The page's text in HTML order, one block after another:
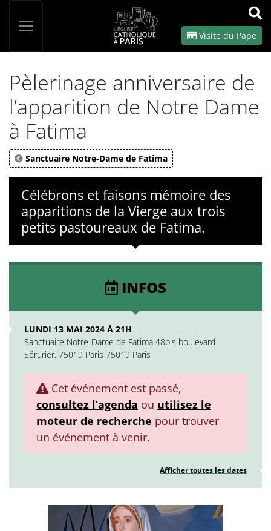
OK
Visite du Pape
Pèlerinage anniversaire de
l’apparition de Notre Dame
à Fatima
Sanctuaire Notre-Dame de Fatima
Célébrons et faisons mémoire des
apparitions de la Vierge aux trois
petits pastoureaux de Fatima.
INFOS
LUNDI 13 MAI 2024 À 21H
Sanctuaire Notre-Dame de Fatima 48bis boulevard
Sérurier, 75019 Paris 75019 Paris
Cet événement est passé,
consultez l’agenda ou utilisez le
moteur de recherche pour trouver
un événement à venir.
Afficher toutes les dates
Panneau de gestion des cookies